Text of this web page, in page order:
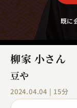
既に
柳家 小さん
豆や
2024.04.04 | 15分